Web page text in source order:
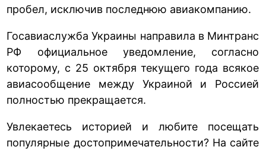
пробел, исключив последнюю авиакомпанию.
Госавиаслужба Украины направила в Минтранс
РФ официальное уведомление, согласно
которому, с 25 октября текущего года всякое
авиасообщение между Украиной и Россией
полностью прекращается.
Увлекаетесь историей и любите посещать
популярные достопримечательности? На сайте